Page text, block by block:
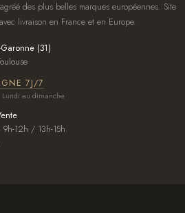
des plus belles marques européennes. Site
livraison en France et en Europe.
(31)
7J/7
Lundi au dimanche
12h / 13h-15h